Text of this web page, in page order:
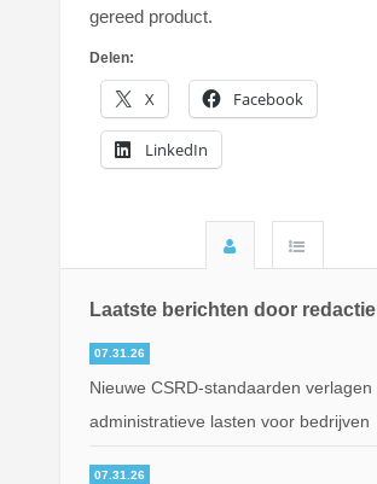
gereed product.
Delen:
X Facebook
LinkedIn
Laatste berichten door redactie
07.31.26
Nieuwe CSRD-standaarden verlagen
administratieve lasten voor bedrijven
07.31.26